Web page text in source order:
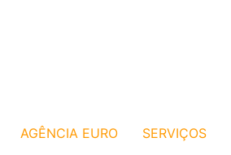
AGÊNCIA EURO SERVIÇOS